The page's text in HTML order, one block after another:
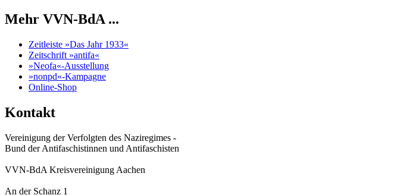
Mehr VVN-BdA ...
Zeitleiste »Das Jahr 1933«
Zeitschrift »antifa«
»Neofa«-Ausstellung
»nonpd«-Kampagne
Online-Shop
Kontakt
Vereinigung der Verfolgten des Naziregimes -
Bund der Antifaschistinnen und Antifaschisten
VVN-BdA Kreisvereinigung Aachen
An der Schanz 1